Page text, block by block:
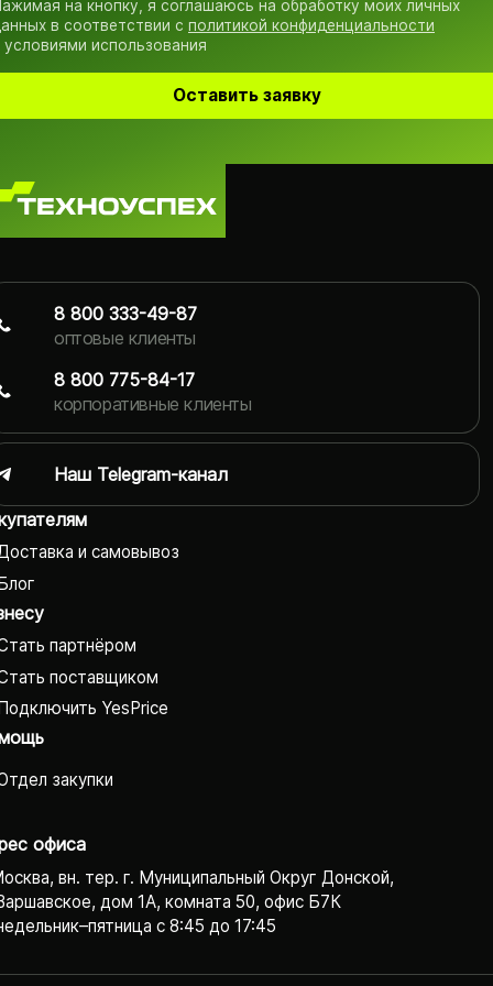
на кнопку, я соглашаюсь на обработку моих личных
в соответствии с политикой конфиденциальности
условиями использования
Оставить заявку
и самовывоз
партнёром
поставщиком
YesPrice
закупки
офиса
вн. тер. г. Муниципальный Округ Донской,
дом 1А, комната 50, офис Б7К
с 8:45 до 17:45
8 800 333-49-87
оптовые клиенты
8 800 775-84-17
корпоративные клиенты
Наш Telegram-канал